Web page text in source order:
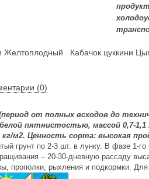
Желтоплодный Кабачок цуккини
(0)
от полных всходов до
пятнистостью, массой 0,7-
кг/м2. Ценность сорта: высокая
грунт по 2-3 шт. в лунку. В фазе 1-
– 20-30-дневную рассаду
прополки, рыхления и подкормки.